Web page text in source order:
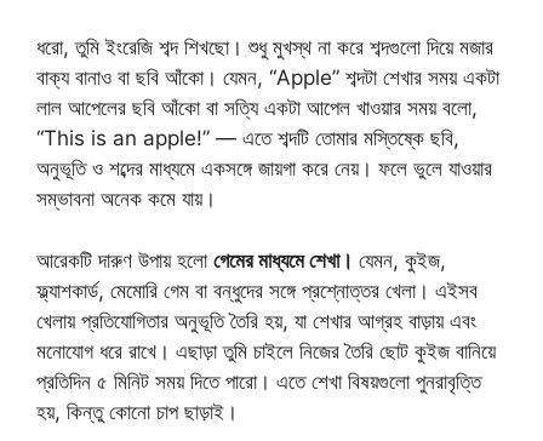
ধরো, তুমি ইংরেজি শব্দ শিখছো। শুধু মুখস্থ না করে শব্দগুলো দিয়ে মজার
বাক্য বানাও বা ছবি আঁকো। যেমন, “Apple” শব্দটা শেখার সময় একটা
লাল আপেলের ছবি আঁকো বা সত্যি একটা আপেল খাওয়ার সময় বলো,
“This is an apple!” — এতে শব্দটি তোমার মস্তিষ্কে ছবি,
অনুভূতি ও শব্দের মাধ্যমে একসঙ্গে জায়গা করে নেয়। ফলে ভুলে যাওয়ার
সম্ভাবনা অনেক কমে যায়।
আরেকটি দারুণ উপায় হলো গেমের মাধ্যমে শেখা। যেমন, কুইজ,
ফ্ল্যাশকার্ড, মেমোরি গেম বা বন্ধুদের সঙ্গে প্রশ্নোত্তর খেলা। এইসব
খেলায় প্রতিযোগিতার অনুভূতি তৈরি হয়, যা শেখার আগ্রহ বাড়ায় এবং
মনোযোগ ধরে রাখে। এছাড়া তুমি চাইলে নিজের তৈরি ছোট কুইজ বানিয়ে
প্রতিদিন ৫ মিনিট সময় দিতে পারো। এতে শেখা বিষয়গুলো পুনরাবৃত্তি
হয়, কিন্তু কোনো চাপ ছাড়াই।